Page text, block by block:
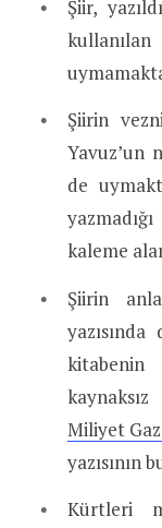
Şiir,
Şiirin
Yavuz’un
de
kaleme
Şiirin
Miliyet
yazısının
Kürtleri